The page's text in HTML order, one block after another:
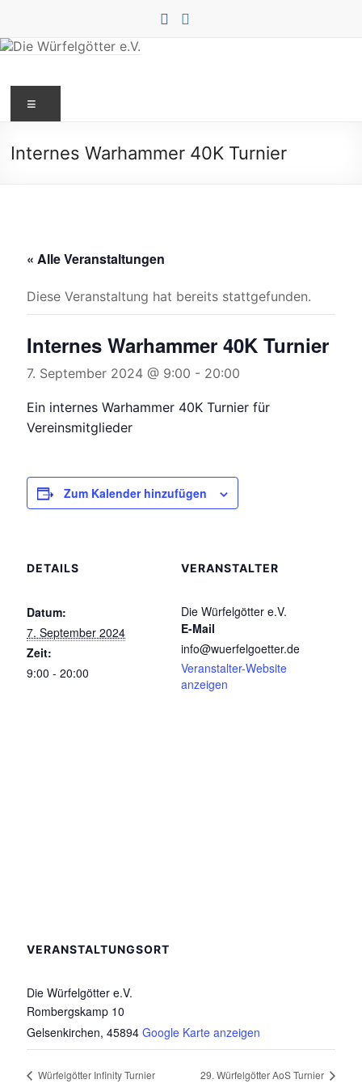
springen
Würfelgötter
e.V.
Internes Warhammer 40K Turnier
« Alle Veranstaltungen
Diese Veranstaltung hat bereits stattgefunden.
Internes Warhammer 40K Turnier
7. September 2024 @ 9:00 - 20:00
Ein internes Warhammer 40K Turnier für
Vereinsmitglieder
Zum Kalender hinzufügen
DETAILS
Datum:
7. September 2024
Zeit:
9:00 - 20:00
VERANSTALTER
Die Würfelgötter e.V.
E-Mail
info@wuerfelgoetter.de
Veranstalter-Website
anzeigen
VERANSTALTUNGSORT
Die Würfelgötter e.V.
Rombergskamp 10
Gelsenkirchen, 45894 Google Karte anzeigen
Würfelgötter Infinity Turnier 29. Würfelgötter AoS Turnier